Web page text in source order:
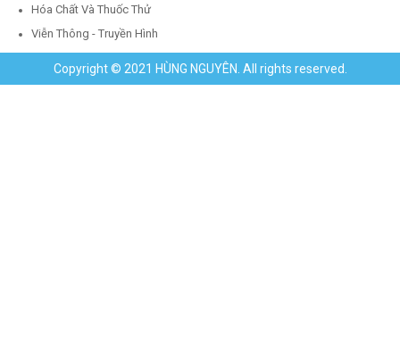
Hóa Chất Và Thuốc Thử
Viễn Thông - Truyền Hình
Copyright © 2021 HÙNG NGUYÊN. All rights reserved.